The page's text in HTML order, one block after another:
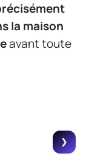
la maison
avant toute